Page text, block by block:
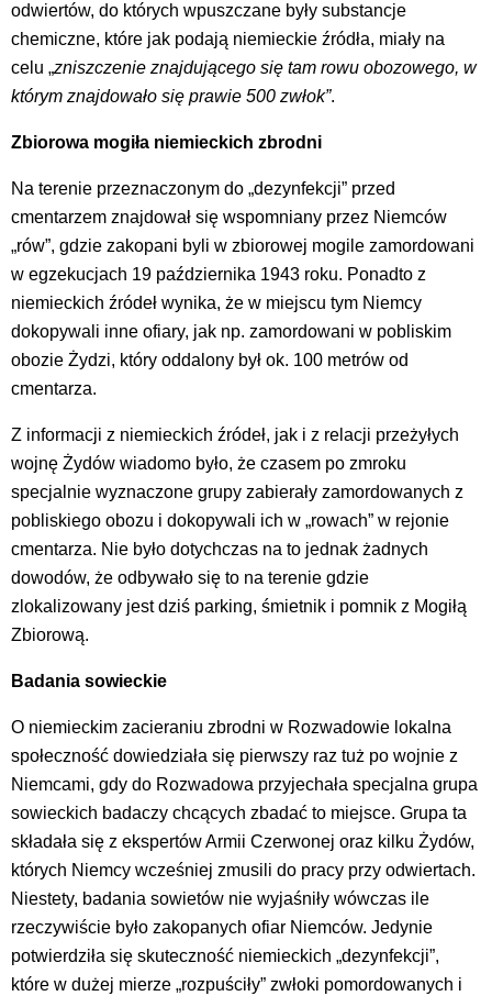
odwiertów, do których wpuszczane były substancje
chemiczne, które jak podają niemieckie źródła, miały na
celu „zniszczenie znajdującego się tam rowu obozowego, w
którym znajdowało się prawie 500 zwłok”.
Zbiorowa mogiła niemieckich zbrodni
Na terenie przeznaczonym do „dezynfekcji” przed
cmentarzem znajdował się wspomniany przez Niemców
„rów”, gdzie zakopani byli w zbiorowej mogile zamordowani
w egzekucjach 19 października 1943 roku. Ponadto z
niemieckich źródeł wynika, że w miejscu tym Niemcy
dokopywali inne ofiary, jak np. zamordowani w pobliskim
obozie Żydzi, który oddalony był ok. 100 metrów od
cmentarza.
Z informacji z niemieckich źródeł, jak i z relacji przeżyłych
wojnę Żydów wiadomo było, że czasem po zmroku
specjalnie wyznaczone grupy zabierały zamordowanych z
pobliskiego obozu i dokopywali ich w „rowach” w rejonie
cmentarza. Nie było dotychczas na to jednak żadnych
dowodów, że odbywało się to na terenie gdzie
zlokalizowany jest dziś parking, śmietnik i pomnik z Mogiłą
Zbiorową.
Badania sowieckie
O niemieckim zacieraniu zbrodni w Rozwadowie lokalna
społeczność dowiedziała się pierwszy raz tuż po wojnie z
Niemcami, gdy do Rozwadowa przyjechała specjalna grupa
sowieckich badaczy chcących zbadać to miejsce. Grupa ta
składała się z ekspertów Armii Czerwonej oraz kilku Żydów,
których Niemcy wcześniej zmusili do pracy przy odwiertach.
Niestety, badania sowietów nie wyjaśniły wówczas ile
rzeczywiście było zakopanych ofiar Niemców. Jedynie
potwierdziła się skuteczność niemieckich „dezynfekcji”,
które w dużej mierze „rozpuściły” zwłoki pomordowanych i